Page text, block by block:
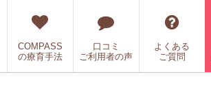
COMPASS
の療育手法
口コミ
ご利用者の声
よくある
ご質問